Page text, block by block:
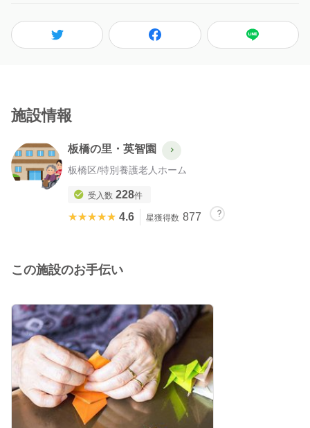
施設情報
板橋の里・英智園
板橋区/特別養護老人ホーム
受入数 228件
★★★★★
★★★★★ 4.6 星獲得数 877
この施設のお手伝い